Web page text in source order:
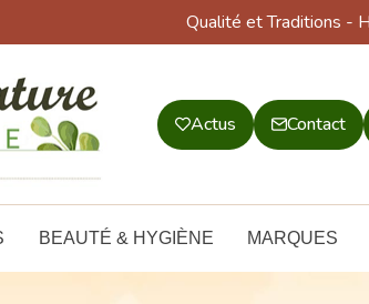
Qualité et Traditions -
Actus Contact
BEAUTÉ & HYGIÈNE MARQUES